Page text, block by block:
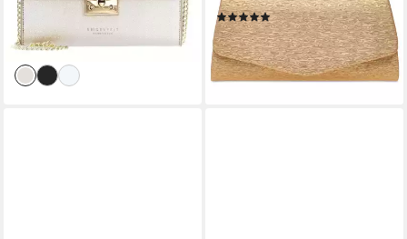
59,93 € UVP79,90 €
-25%
lieferbar - in 2-3 Werktagen bei dir
(1)
24,95 €
lieferbar - in 2-3 Werktagen bei dir